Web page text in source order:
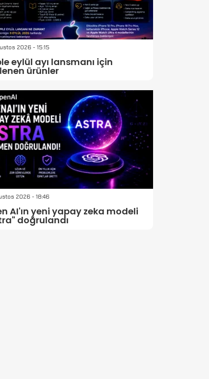
2026 - 15:15
eylül ayı lansmanı için
ürünler
2026 - 18:46
AI'ın yeni yapay zeka modeli
doğrulandı